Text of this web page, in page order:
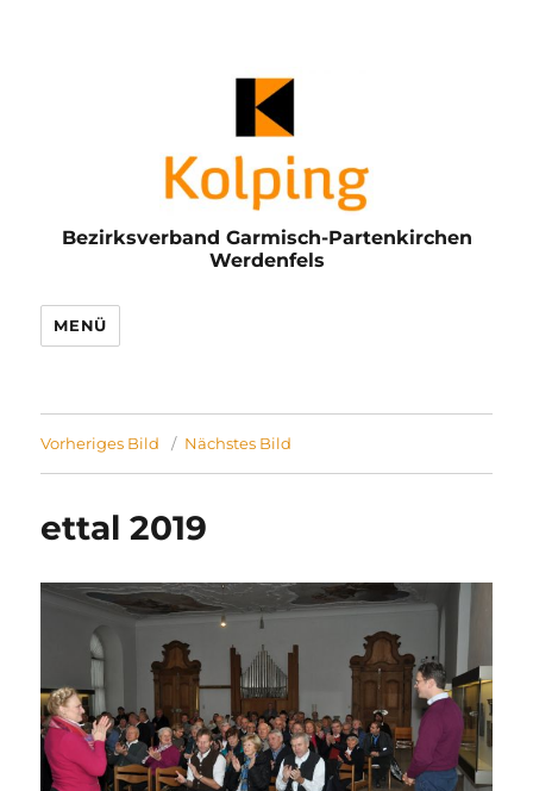
Bezirksverband Garmisch-Partenkirchen
Werdenfels
MENÜ
Vorheriges Bild Nächstes Bild
ettal 2019